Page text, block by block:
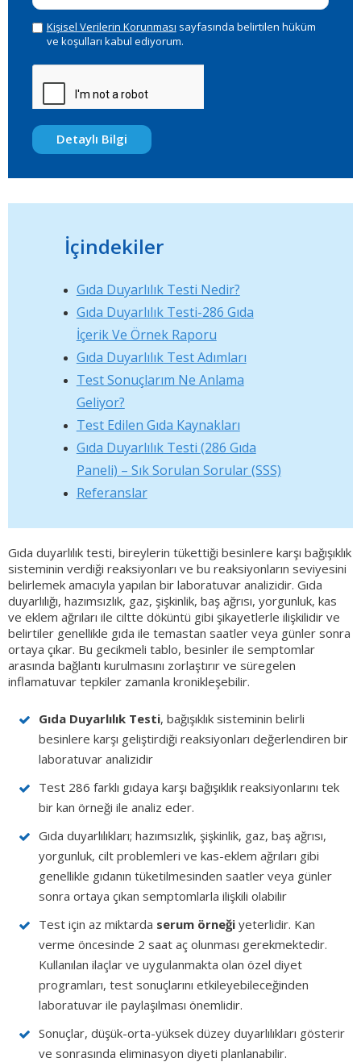
İçindekiler
Gıda Duyarlılık Testi Nedir?
Gıda Duyarlılık Testi-286 Gıda
İçerik Ve Örnek Raporu
Gıda Duyarlılık Test Adımları
Test Sonuçlarım Ne Anlama
Geliyor?
Test Edilen Gıda Kaynakları
Gıda Duyarlılık Testi (286 Gıda
Paneli) – Sık Sorulan Sorular (SSS)
Referanslar
Kişisel Verilerin Korunması sayfasında belirtilen hüküm
ve koşulları kabul ediyorum.
Detaylı Bilgi
Gıda duyarlılık testi, bireylerin tükettiği besinlere karşı bağışıklık
sisteminin verdiği reaksiyonları ve bu reaksiyonların seviyesini
belirlemek amacıyla yapılan bir laboratuvar analizidir. Gıda
duyarlılığı, hazımsızlık, gaz, şişkinlik, baş ağrısı, yorgunluk, kas
ve eklem ağrıları ile ciltte döküntü gibi şikayetlerle ilişkilidir ve
belirtiler genellikle gıda ile temastan saatler veya günler sonra
ortaya çıkar. Bu gecikmeli tablo, besinler ile semptomlar
arasında bağlantı kurulmasını zorlaştırır ve süregelen
inflamatuvar tepkiler zamanla kronikleşebilir.
Gıda Duyarlılık Testi, bağışıklık sisteminin belirli
besinlere karşı geliştirdiği reaksiyonları değerlendiren bir
laboratuvar analizidir
Test 286 farklı gıdaya karşı bağışıklık reaksiyonlarını tek
bir kan örneği ile analiz eder.
Gıda duyarlılıkları; hazımsızlık, şişkinlik, gaz, baş ağrısı,
yorgunluk, cilt problemleri ve kas-eklem ağrıları gibi
genellikle gıdanın tüketilmesinden saatler veya günler
sonra ortaya çıkan semptomlarla ilişkili olabilir
Test için az miktarda serum örneğiyeterlidir. Kan
verme öncesinde 2 saat aç olunması gerekmektedir.
Kullanılan ilaçlar ve uygulanmakta olan özel diyet
programları, test sonuçlarını etkileyebileceğinden
laboratuvar ile paylaşılması önemlidir.
Sonuçlar, düşük-orta-yüksek düzey duyarlılıkları gösterir
ve sonrasında eliminasyon diyeti planlanabilir.